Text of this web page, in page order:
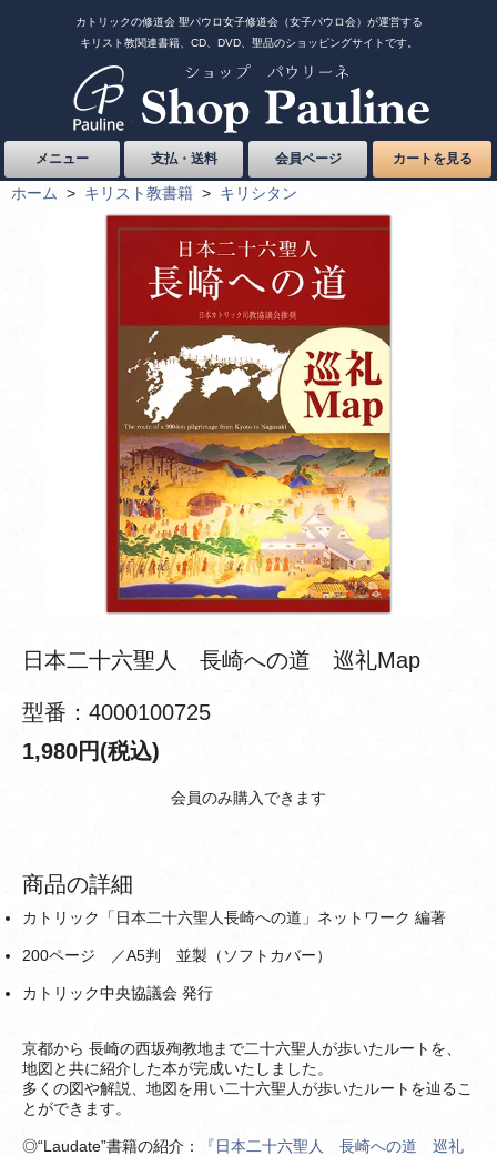
カトリックの修道会 聖パウロ女子修道会（女子パウロ会）が運営する
キリスト教関連書籍、CD、DVD、聖品のショッピングサイトです。
メニュー 支払・送料 会員ページ カートを見る
ホーム > キリスト教書籍 > キリシタン
日本二十六聖人 長崎への道 巡礼Map
型番：4000100725
1,980円(税込)
会員のみ購入できます
商品の詳細
カトリック「日本二十六聖人長崎への道」ネットワーク 編著
200ページ ／A5判 並製（ソフトカバー）
カトリック中央協議会 発行
京都から 長崎の西坂殉教地まで二十六聖人が歩いたルートを、
地図と共に紹介した本が完成いたしました。
多くの図や解説、地図を用い二十六聖人が歩いたルートを辿るこ
とができます。
◎“Laudate”書籍の紹介：
『日本二十六聖人 長崎への道 巡礼